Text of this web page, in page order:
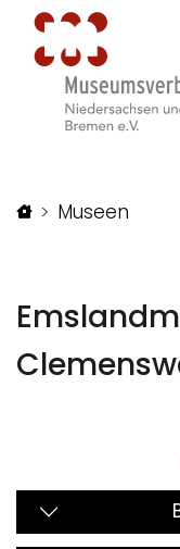
Startseite
Museen